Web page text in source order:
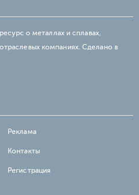
о металлах и сплавах,
компаниях. Сделано в
Реклама
Контакты
Регистрация